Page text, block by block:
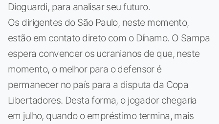
Dioguardi, para analisar seu futuro.
Os dirigentes do São Paulo, neste momento,
estão em contato direto com o Dínamo. O Sampa
espera convencer os ucranianos de que, neste
momento, o melhor para o defensor é
permanecer no país para a disputa da Copa
Libertadores. Desta forma, o jogador chegaria
em julho, quando o empréstimo termina, mais